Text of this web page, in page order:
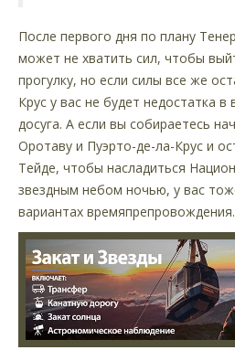
После первого дня по плану
может не хватить сил, чтобы
прогулку, но если силы все же
Крус у вас не будет недостатка
досуга. А если вы собираетесь
Оротаву и Пуэрто-де-ла-Крус и
Тейде, чтобы насладиться
звездным небом ночью, у вас
вариантах времяпрепровождения.